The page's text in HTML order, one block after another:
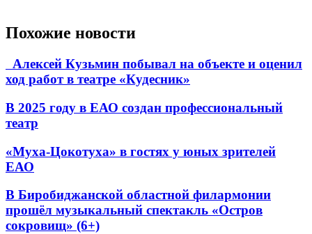
Похожие новости
Алексей Кузьмин побывал на объекте и оценил
ход работ в театре «Кудесник»
В 2025 году в ЕАО создан профессиональный
театр
«Муха-Цокотуха» в гостях у юных зрителей
ЕАО
В Биробиджанской областной филармонии
прошёл музыкальный спектакль «Остров
сокровищ» (6+)